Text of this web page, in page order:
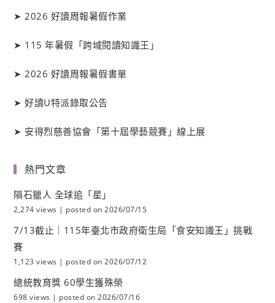
➤ 2026 好讀周報暑假作業
➤ 115 年暑假「跨域閱讀知識王」
➤ 2026 好讀周報暑假書單
➤好讀U特派錄取公告
➤ 安得烈慈善協會「第十屆學藝競賽」線上展
熱門文章
隕石獵人 全球追「星」
2,274 views | posted on 2026/07/15
7/13截止｜115年臺北市政府衛生局「食安知識王」挑戰
賽
1,123 views | posted on 2026/07/12
總統教育獎 60學生獲殊榮
698 views | posted on 2026/07/16